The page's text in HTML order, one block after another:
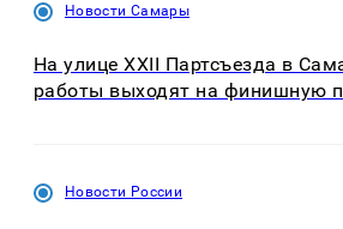
Новости Самары
На улице XXII Партсъезда в
работы выходят на финишную
Новости России